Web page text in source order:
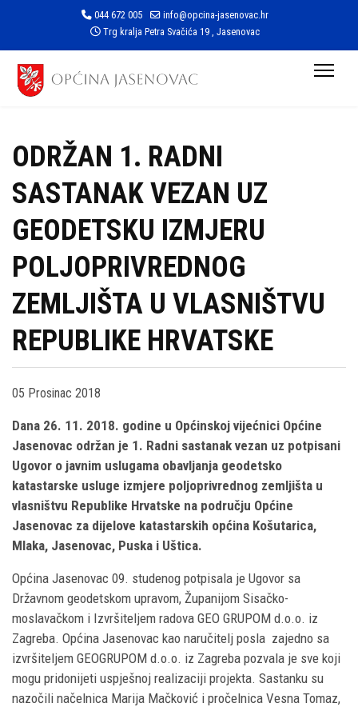
044 672 005
info@opcina-jasenovac.hr
Trg kralja Petra Svačića 19 , Jasenovac
ODRŽAN 1. RADNI
SASTANAK VEZAN UZ
GEODETSKU IZMJERU
POLJOPRIVREDNOG
ZEMLJIŠTA U VLASNIŠTVU
REPUBLIKE HRVATSKE
05 Prosinac 2018
Dana 26. 11. 2018. godine u Općinskoj vijećnici Općine
Jasenovac održan je 1. Radni sastanak vezan uz potpisani
Ugovor o javnim uslugama obavljanja geodetsko
katastarske usluge izmjere poljoprivrednog zemljišta u
vlasništvu Republike Hrvatske na području Općine
Jasenovac za dijelove katastarskih općina Košutarica,
Mlaka, Jasenovac, Puska i Uštica.
Općina Jasenovac 09. studenog potpisala je Ugovor sa
Državnom geodetskom upravom, Županijom Sisačko-
moslavačkom i Izvršiteljem radova GEO GRUPOM d.o.o. iz
Zagreba. Općina Jasenovac kao naručitelj posla zajedno sa
izvršiteljem GEOGRUPOM d.o.o. iz Zagreba pozvala je sve koji
mogu pridonijeti uspješnoj realizaciji projekta. Sastanku su
nazočili načelnica Marija Mačković i pročelnica Vesna Tomaz,